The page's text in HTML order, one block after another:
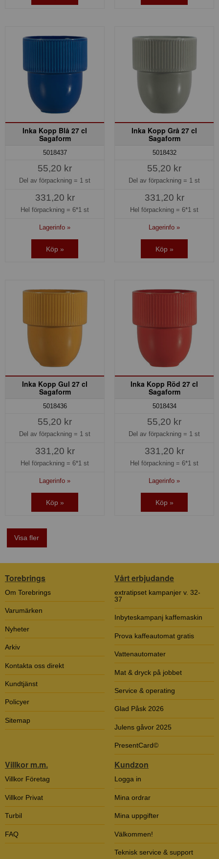
Inka Kopp Blå 27 cl
Sagaform
5018437
55,20 kr
Del av förpackning = 1 st
331,20 kr
Hel förpackning = 6*1 st
Lagerinfo »
Köp »
Inka Kopp Grå 27 cl
Sagaform
5018432
55,20 kr
Del av förpackning = 1 st
331,20 kr
Hel förpackning = 6*1 st
Lagerinfo »
Köp »
Inka Kopp Gul 27 cl
Sagaform
5018436
55,20 kr
Del av förpackning = 1 st
331,20 kr
Hel förpackning = 6*1 st
Lagerinfo »
Köp »
Inka Kopp Röd 27 cl
Sagaform
5018434
55,20 kr
Del av förpackning = 1 st
331,20 kr
Hel förpackning = 6*1 st
Lagerinfo »
Köp »
Visa fler
Torebrings
Om Torebrings
Varumärken
Nyheter
Arkiv
Kontakta oss direkt
Kundtjänst
Policyer
Sitemap
Vårt erbjudande
extratipset kampanjer v. 32-
37
Inbyteskampanj kaffemaskin
Prova kaffeautomat gratis
Vattenautomater
Mat & dryck på jobbet
Service & operating
Glad Påsk 2026
Julens gåvor 2025
PresentCard©
Villkor m.m.
Villkor Företag
Villkor Privat
Turbil
FAQ
Kundzon
Logga in
Mina ordrar
Mina uppgifter
Välkommen!
Teknisk service & support